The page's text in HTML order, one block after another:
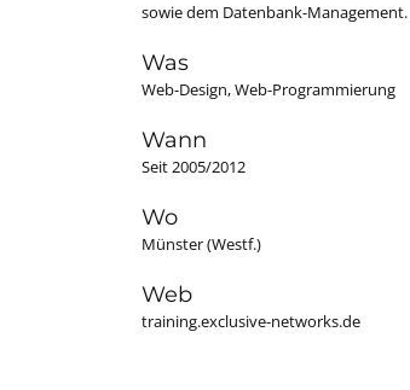
sowie dem Datenbank-Management.
Was
Web-Design, Web-Programmierung
Wann
Seit 2005/2012
Wo
Münster (Westf.)
Web
training.exclusive-networks.de